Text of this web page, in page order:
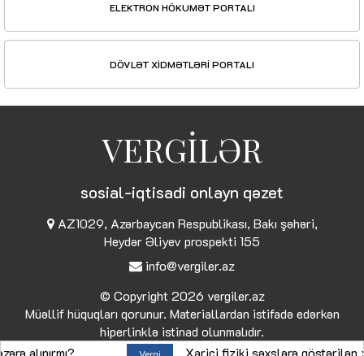
ELEKTRON HÖKUMƏT PORTALI
DÖVLƏT XİDMƏTLƏRİ PORTALI
VERGİLƏR
sosial-iqtisadi onlayn qəzet
AZ1029, Azərbaycan Respublikası, Bakı şəhəri,
Heydər Əliyev prospekti 155
info@vergiler.az
© Copyright 2026 vergiler.az
Müəllif hüquqları qorunur. Materiallardan istifadə edərkən
hiperlinklə istinad olunmalıdır.
Xarici fiziki şəxslərə göstərilən